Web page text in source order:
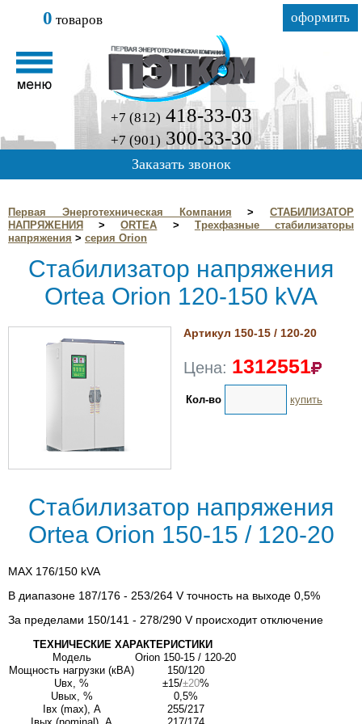
0 товаров оформить
+7 (812) 418-33-03
+7 (901) 300-33-30
Заказать звонок
Первая Энерготехническая Компания > СТАБИЛИЗАТОР
НАПРЯЖЕНИЯ
>ORTEA > Трехфазные стабилизаторы
напряжения > серия Orion
Стабилизатор напряжения
Ortea Orion 120-150 kVA
Артикул 150-15 / 120-20
Цена: 1312551
Кол-во купить
Стабилизатор напряжения
Ortea Orion 150-15 / 120-20
MAX 176/150 kVA
В диапазоне 187/176 - 253/264 V точность на выходе 0,5%
За пределами 150/141 - 278/290 V происходит отключение
ТЕХНИЧЕСКИЕ ХАРАКТЕРИСТИКИ
Модель
Orion 150-15 / 120-20
Мощность нагрузки (кВА)
150/120
Uвх, %
±15/±20%
Uвых, %
0,5%
Iвх (max), А
255/217